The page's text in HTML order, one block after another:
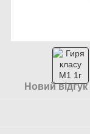
Новий